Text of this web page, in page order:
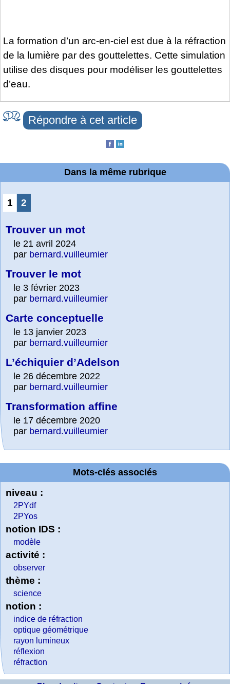
La formation d’un arc-en-ciel est due à la réfraction
de la lumière par des gouttelettes. Cette simulation
utilise des disques pour modéliser les gouttelettes
d’eau.
Répondre à cet article
Dans la même rubrique
1 2
Trouver un mot
le 21 avril 2024
par bernard.vuilleumier
Trouver le mot
le 3 février 2023
par bernard.vuilleumier
Carte conceptuelle
le 13 janvier 2023
par bernard.vuilleumier
L’échiquier d’Adelson
le 26 décembre 2022
par bernard.vuilleumier
Transformation affine
le 17 décembre 2020
par bernard.vuilleumier
Mots-clés associés
niveau :
2PYdf
2PYos
notion IDS :
modèle
activité :
observer
thème :
science
notion :
indice de réfraction
optique géométrique
rayon lumineux
réflexion
réfraction